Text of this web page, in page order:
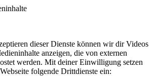
dieser Dienste können wir dir Videos
anzeigen, die von externen
werden. Mit deiner Einwilligung setzen
folgende Drittdienste ein: